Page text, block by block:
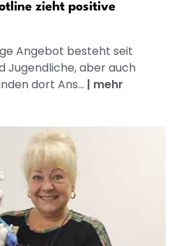
zieht positive
Angebot besteht seit
Jugendliche, aber auch
dort Ans... | mehr